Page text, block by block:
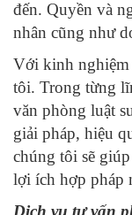
đến. Quyền và
nhân cũng như
Với kinh nghiệm
tôi. Trong từng
văn phòng luật
giải pháp, hiệu
chúng tôi sẽ
lợi ích hợp pháp
Dịch vụ tư vấn